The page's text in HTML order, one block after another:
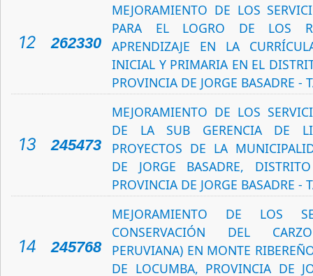
12 262330
MEJORAMIENTO DE LOS
PARA EL LOGRO DE LOS
APRENDIZAJE EN LA
INICIAL Y PRIMARIA EN EL
PROVINCIA DE JORGE BASADRE -
13 245473
MEJORAMIENTO DE LOS
DE LA SUB GERENCIA DE
PROYECTOS DE LA
DE JORGE BASADRE,
PROVINCIA DE JORGE BASADRE -
14 245768
MEJORAMIENTO DE LOS
CONSERVACIÓN DEL
PERUVIANA) EN MONTE
DE LOCUMBA, PROVINCIA DE